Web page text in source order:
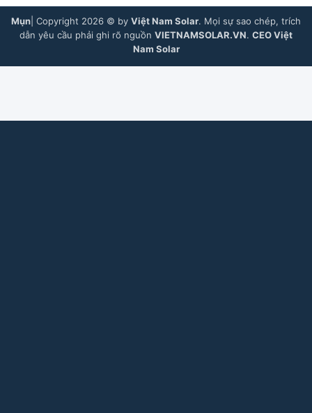
Mụn | Copyright 2026 © by Việt Nam Solar. Mọi sự sao chép, trích
dẫn yêu cầu phải ghi rõ nguồn VIETNAMSOLAR.VN. CEO Việt
Nam Solar